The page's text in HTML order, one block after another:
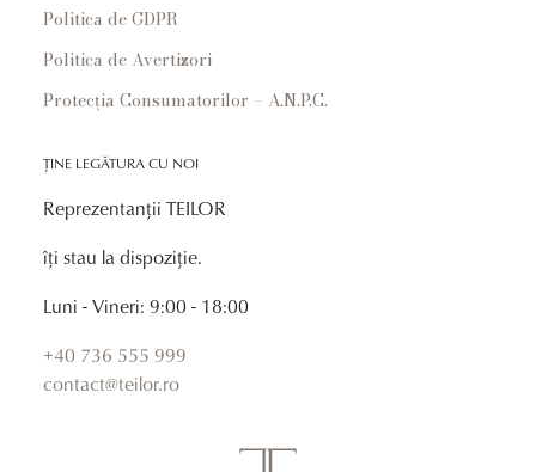
Politica de GDPR
Politica de Avertizori
Protecția Consumatorilor – A.N.P.C.
ȚINE LEGĂTURA CU NOI
Reprezentanții TEILOR
îți stau la dispoziție.
Luni - Vineri: 9:00 - 18:00
+40 736 555 999
contact@teilor.ro